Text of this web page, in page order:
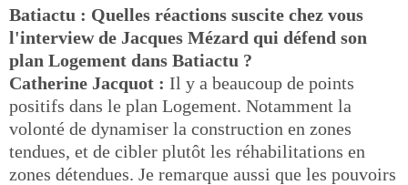
Batiactu : Quelles réactions suscite chez vous
l'interview de Jacques Mézard qui défend son
plan Logement dans Batiactu ?
Catherine Jacquot : Il y a beaucoup de points
positifs dans le plan Logement. Notamment la
volonté de dynamiser la construction en zones
tendues, et de cibler plutôt les réhabilitations en
zones détendues. Je remarque aussi que les pouvoirs